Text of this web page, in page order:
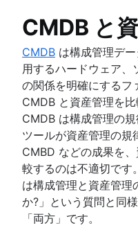
CMDB と
CMDB は構成管理デ
用するハードウェア、
の関係を明確にするフ
CMDB と資産管理を比
CMDB は構成管理の
ツールが資産管理の規
CMBD などの成果を
較するのは不適切です
は構成管理と資産管理
か?」という質問と同
「両方」です。